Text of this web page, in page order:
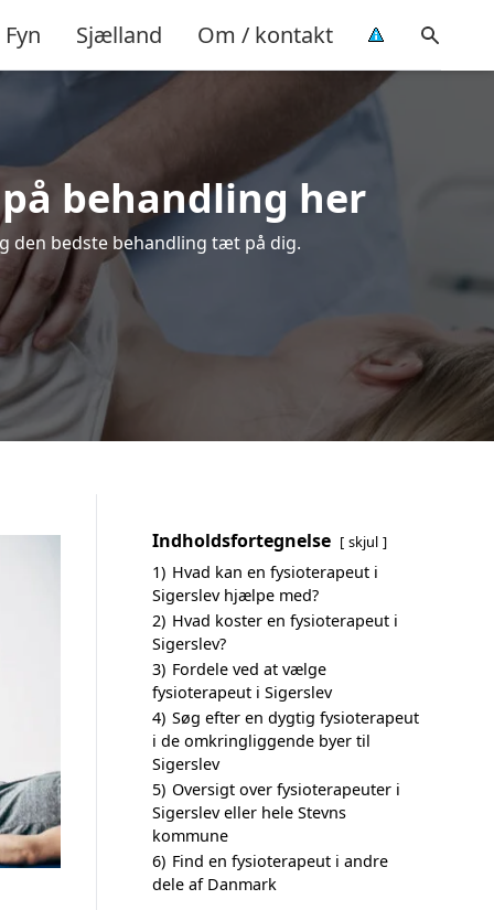
Fyn Sjælland Om / kontakt
behandling her
den bedste behandling tæt på dig.
Indholdsfortegnelse skjul
1) Hvad kan en fysioterapeut i
Sigerslev hjælpe med?
2) Hvad koster en fysioterapeut i
Sigerslev?
3) Fordele ved at vælge
fysioterapeut i Sigerslev
4) Søg efter en dygtig fysioterapeut
i de omkringliggende byer til
Sigerslev
5) Oversigt over fysioterapeuter i
Sigerslev eller hele Stevns
kommune
6) Find en fysioterapeut i andre
dele af Danmark